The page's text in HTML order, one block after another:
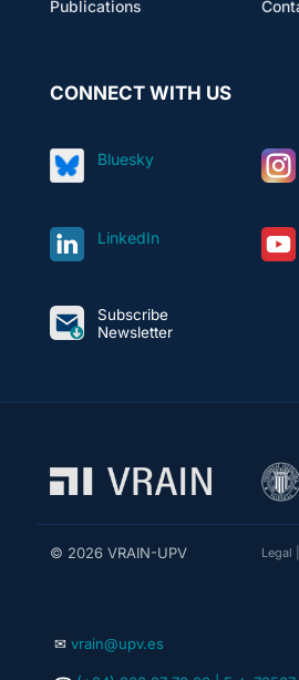
Publications
CONNECT WITH US
Bluesky
LinkedIn
Subscribe
Newsletter
© 2026 VRAIN-UPV Legal
✉ vrain@upv.es